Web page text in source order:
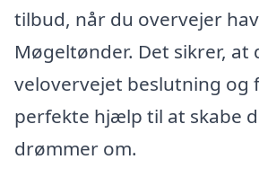
tilbud, når du overvejer
Møgeltønder. Det sikrer,
velovervejet beslutning og
perfekte hjælp til at skabe
drømmer om.